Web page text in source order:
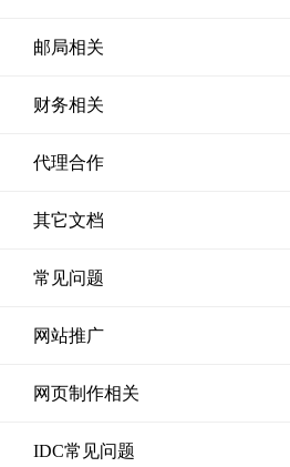
邮局相关
财务相关
代理合作
其它文档
常见问题
网站推广
网页制作相关
IDC常见问题